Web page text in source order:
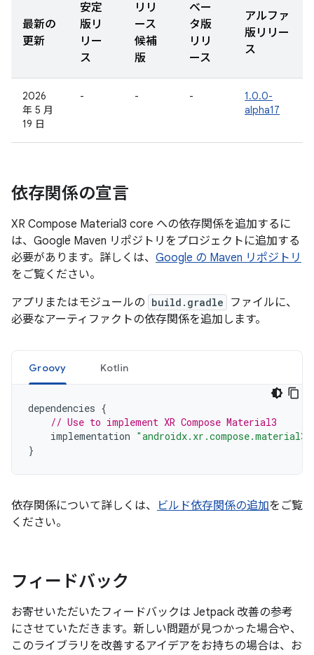
最新の
更新
安定
版リ
リー
ス
リリ
ース
候補
版
ベー
タ版
リリ
ース
アルファ
版リリー
ス
2026
年 5 月
19 日
- - -
1.0.0-
alpha17
依存関係の宣言
XR Compose Material3 core への依存関係を追加するに
は、Google Maven リポジトリをプロジェクトに追加する
必要があります。詳しくは、 Google の Maven リポジトリ
をご覧ください。
アプリまたはモジュールの build.gradle
ファイルに、
必要なアーティファクトの依存関係を追加します。
Groovy Kotlin
dependencies {
// Use to implement XR Compose Material3
implementation
}
依存関係について詳しくは、 ビルド依存関係の追加をご覧
ください。
フィードバック
お寄せいただいたフィードバックは Jetpack 改善の参考
にさせていただきます。新しい問題が見つかった場合や、
このライブラリを改善するアイデアをお持ちの場合は、お